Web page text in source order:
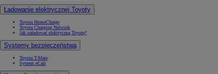
Ładowanie elektrycznej Toyoty
Toyota HomeCharge
Toyota Charging Network
Jak naładować elektryczną Toyotę?
Systemy bezpieczeństwa
Toyota T-Mate
System eCall